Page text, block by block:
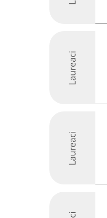
Laureaci
Laureaci